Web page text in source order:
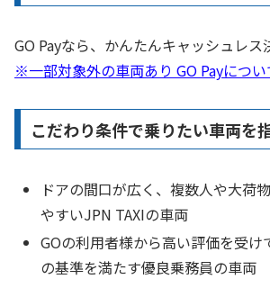
GO Payなら、かんたんキャッシュレス
※一部対象外の車両あり GO Payについ
こだわり条件で乗りたい車両を
ドアの間口が広く、複数人や大荷
やすいJPN TAXIの車両
GOの利用者様から高い評価を受け
の基準を満たす優良乗務員の車両